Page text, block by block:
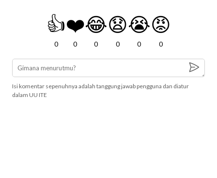
👍
0
❤️
0
😂
0
😧
0
😭
0
😡
0
Isi komentar sepenuhnya adalah tanggung jawab pengguna dan diatur
dalam UU ITE